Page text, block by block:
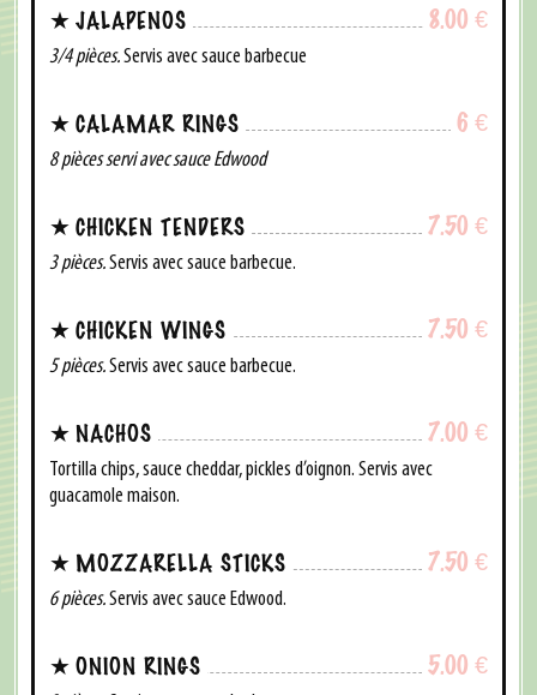
8.00 €
JALAPENOS
3/4 pièces.Servis avec sauce barbecue
6 €
CALAMAR RINGS
8 pièces servi avec sauce Edwood
7.50 €
CHICKEN TENDERS
3 pièces.Servis avec sauce barbecue.
7.50 €
CHICKEN WINGS
5 pièces.Servis avec sauce barbecue.
7.00 €
NACHOS
Tortilla chips, sauce cheddar, pickles d’oignon. Servis avec
guacamole maison.
7.50 €
MOZZARELLA STICKS
6 pièces.Servis avec sauce Edwood.
5.00 €
ONION RINGS